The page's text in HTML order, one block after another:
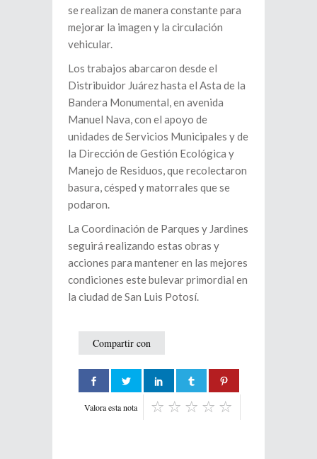
se realizan de manera constante para
mejorar la imagen y la circulación
vehicular.
Los trabajos abarcaron desde el
Distribuidor Juárez hasta el Asta de la
Bandera Monumental, en avenida
Manuel Nava, con el apoyo de
unidades de Servicios Municipales y de
la Dirección de Gestión Ecológica y
Manejo de Residuos, que recolectaron
basura, césped y matorrales que se
podaron.
La Coordinación de Parques y Jardines
seguirá realizando estas obras y
acciones para mantener en las mejores
condiciones este bulevar primordial en
la ciudad de San Luis Potosí.
Compartir con
Valora esta nota